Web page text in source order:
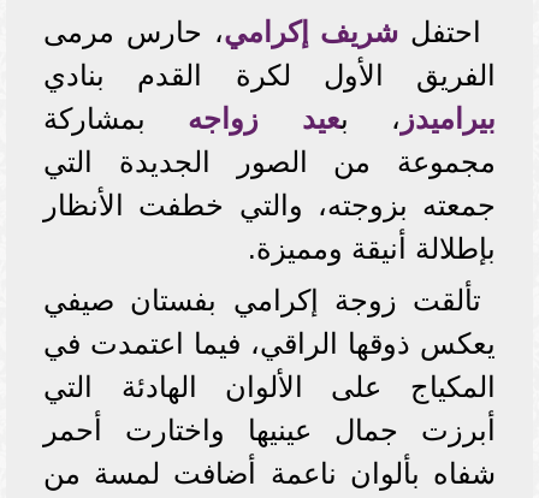
احتفل شريف إكرامي، حارس مرمى
الفريق الأول لكرة القدم بنادي
بيراميدز ، بعيد زواجه بمشاركة
مجموعة من الصور الجديدة التي
جمعته بزوجته، والتي خطفت الأنظار
بإطلالة أنيقة ومميزة.
تألقت زوجة إكرامي بفستان صيفي
يعكس ذوقها الراقي، فيما اعتمدت في
المكياج على الألوان الهادئة التي
أبرزت جمال عينيها واختارت أحمر
شفاه بألوان ناعمة أضافت لمسة من